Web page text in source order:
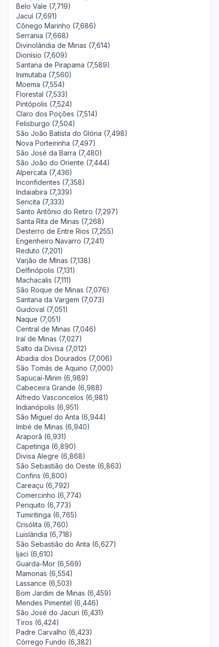
Belo Vale (7,719)
Jacuí (7,691)
Cônego Marinho (7,686)
Serrania (7,668)
Divinolândia de Minas (7,614)
Dionísio (7,609)
Santana de Pirapama (7,589)
Inimutaba (7,560)
Moema (7,554)
Florestal (7,533)
Pintópolis (7,524)
Claro dos Poções (7,514)
Felisburgo (7,504)
São João Batista do Glória (7,498)
Nova Porteirinha (7,497)
São José da Barra (7,480)
São João do Oriente (7,444)
Alpercata (7,436)
Inconfidentes (7,358)
Indaiabira (7,339)
Sericita (7,333)
Santo Antônio do Retiro (7,297)
Santa Rita de Minas (7,268)
Desterro de Entre Rios (7,255)
Engenheiro Navarro (7,241)
Reduto (7,201)
Varjão de MInas (7,138)
Delfinópolis (7,131)
Machacalis (7,111)
São Roque de Minas (7,076)
Santana da Vargem (7,073)
Guidoval (7,051)
Naque (7,051)
Central de Minas (7,046)
Iraí de Minas (7,027)
Salto da Divisa (7,012)
Abadia dos Dourados (7,006)
São Tomás de Aquino (7,000)
Sapucaí-Mirim (6,989)
Cabeceira Grande (6,988)
Alfredo Vasconcelos (6,981)
Indianópolis (6,951)
São Miguel do Anta (6,944)
Imbé de Minas (6,940)
Araporã (6,931)
Capetinga (6,890)
Divisa Alegre (6,868)
São Sebastião do Oeste (6,863)
Confins (6,800)
Careaçu (6,792)
Comercinho (6,774)
Periquito (6,773)
Tumiritinga (6,765)
Crisólita (6,760)
Luislândia (6,718)
São Sebastião do Anta (6,627)
Ijaci (6,610)
Guarda-Mor (6,569)
Mamonas (6,554)
Lassance (6,503)
Bom Jardim de Minas (6,459)
Mendes Pimentel (6,446)
São José do Jacuri (6,431)
Tiros (6,424)
Padre Carvalho (6,423)
Córrego Fundo (6,382)